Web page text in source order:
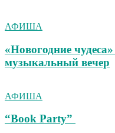
АФИША
«Новогодние
музыкальный вечер
АФИША
“Book Party”